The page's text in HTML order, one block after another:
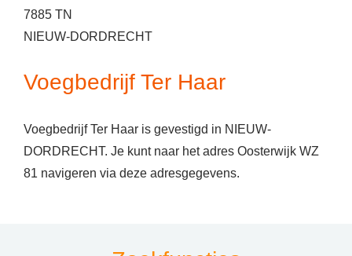
7885 TN
NIEUW-DORDRECHT
Voegbedrijf Ter Haar
Voegbedrijf Ter Haar is gevestigd in NIEUW-
DORDRECHT. Je kunt naar het adres Oosterwijk WZ
81 navigeren via deze adresgegevens.